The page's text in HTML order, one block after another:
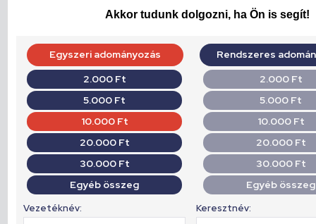
Akkor tudunk dolgozni, ha Ön is segít!